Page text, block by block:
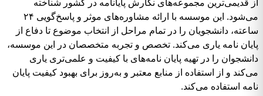
از قدیمی‌ترین مجموعه‌های نگارش پایانامه در کشور شناخته
می‌شود. این موسسه با ارائه مشاوره‌های موثر و پاسخ‌گویی ۲۴
ساعته، دانشجویان را در تمام مراحل از انتخاب موضوع تا دفاع از
پایان نامه یاری می‌کند. تخصص و تجربه متخصصان در این موسسه،
دانشجوان را در تهیه پایان نامه‌های با کیفیت و علمی‌تری یاری
می‌کند و از استفاده از منابع معتبر و به‌روز برای بهبود کیفیت پایان
نامه استفاده می‌کند.